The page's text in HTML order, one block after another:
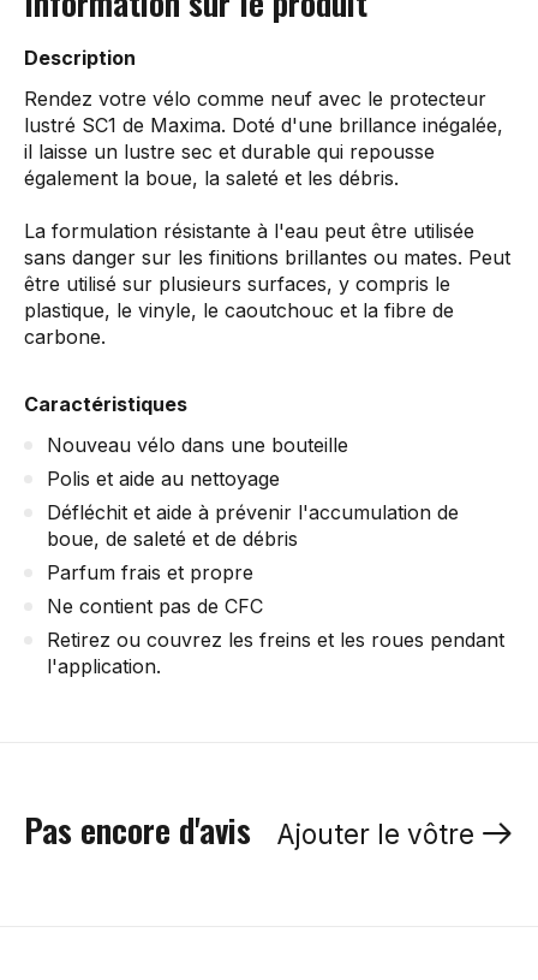
Description
Rendez votre vélo comme neuf avec le protecteur
lustré SC1 de Maxima. Doté d'une brillance inégalée,
il laisse un lustre sec et durable qui repousse
également la boue, la saleté et les débris.
La formulation résistante à l'eau peut être utilisée
sans danger sur les finitions brillantes ou mates. Peut
être utilisé sur plusieurs surfaces, y compris le
plastique, le vinyle, le caoutchouc et la fibre de
carbone.
Caractéristiques
Nouveau vélo dans une bouteille
Polis et aide au nettoyage
Défléchit et aide à prévenir l'accumulation de
boue, de saleté et de débris
Parfum frais et propre
Ne contient pas de CFC
Retirez ou couvrez les freins et les roues pendant
l'application.
Pas encore d'avis Ajouter le vôtre